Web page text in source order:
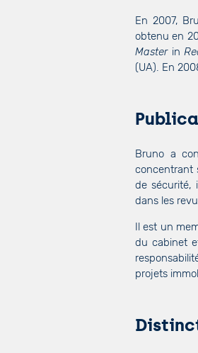
En 2007,
obtenu en
Masterin
(UA). En
Bruno a
concentrant
de sécurité,
dans les
Il est un
du cabinet
projets